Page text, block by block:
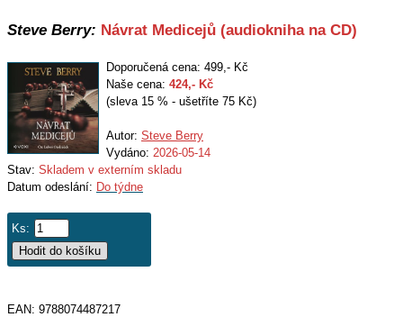
Steve Berry: Návrat Medicejů (audiokniha na CD)
Doporučená cena: 499,- Kč
Naše cena: 424,- Kč
(sleva 15 % - ušetříte 75 Kč)
Autor: Steve Berry
Vydáno: 2026-05-14
Stav: Skladem v externím skladu
Datum odeslání: Do týdne
Ks:
EAN: 9788074487217